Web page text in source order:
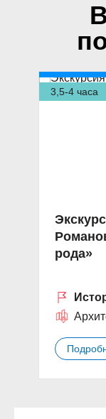
3,5-4 часа
рода»